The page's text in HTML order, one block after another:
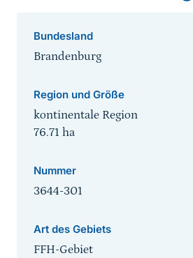
Bundesland
Brandenburg
Region und Größe
kontinentale Region
76.71 ha
Nummer
3644-301
Art des Gebiets
FFH-Gebiet